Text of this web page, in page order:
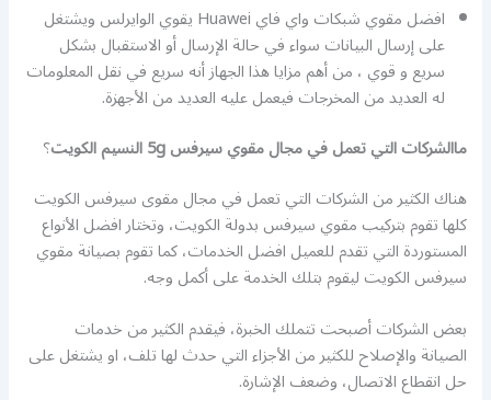
افضل مقوي شبكات واي فاي Huawei يقوي الوايرلس ويشتغل
على إرسال البيانات سواء في حالة الإرسال أو الاستقبال بشكل
سريع و قوي ، من أهم مزايا هذا الجهاز أنه سريع في نقل المعلومات
له العديد من المخرجات فيعمل عليه العديد من الأجهزة.
ماالشركات التي تعمل في مجال مقوي سيرفس 5g النسيم الكويت
؟
هناك الكثير من الشركات التي تعمل في مجال مقوى سيرفس الكويت
كلها تقوم بتركيب مقوي سيرفس بدولة الكويت، وتختار افضل الأنواع
المستوردة التي تقدم للعميل افضل الخدمات، كما تقوم بصيانة مقوي
سيرفس الكويت ليقوم بتلك الخدمة على أكمل وجه.
بعض الشركات أصبحت تتملك الخبرة، فيقدم الكثير من خدمات
الصيانة والإصلاح للكثير من الأجزاء التي حدث لها تلف، او يشتغل على
حل انقطاع الاتصال، وضعف الإشارة.